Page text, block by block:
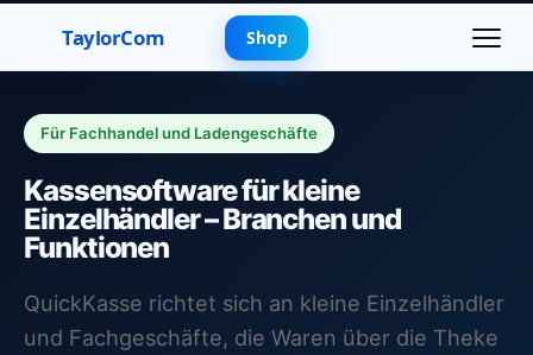
TaylorCom Shop
Für Fachhandel und Ladengeschäfte
Kassensoftware für kleine
Einzelhändler – Branchen und
Funktionen
QuickKasse richtet sich an kleine Einzelhändler
und Fachgeschäfte, die Waren über die Theke